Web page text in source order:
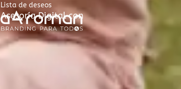
Lista de deseos
Asesoría Digital con